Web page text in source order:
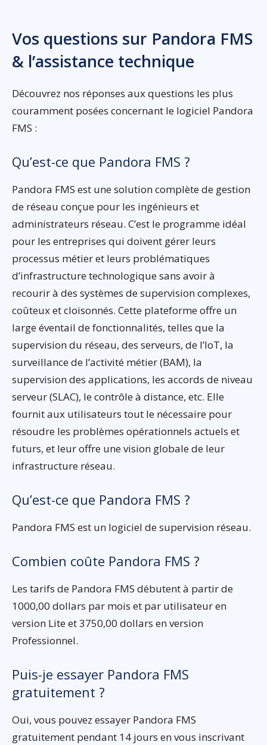
Vos questions sur Pandora FMS
& l’assistance technique
Découvrez nos réponses aux questions les plus
couramment posées concernant le logiciel Pandora
FMS :
Qu’est-ce que Pandora FMS ?
Pandora FMS est une solution complète de gestion
de réseau conçue pour les ingénieurs et
administrateurs réseau. C’est le programme idéal
pour les entreprises qui doivent gérer leurs
processus métier et leurs problématiques
d’infrastructure technologique sans avoir à
recourir à des systèmes de supervision complexes,
coûteux et cloisonnés. Cette plateforme offre un
large éventail de fonctionnalités, telles que la
supervision du réseau, des serveurs, de l’IoT, la
surveillance de l’activité métier (BAM), la
supervision des applications, les accords de niveau
serveur (SLAC), le contrôle à distance, etc. Elle
fournit aux utilisateurs tout le nécessaire pour
résoudre les problèmes opérationnels actuels et
futurs, et leur offre une vision globale de leur
infrastructure réseau.
Qu’est-ce que Pandora FMS ?
Pandora FMS est un logiciel de supervision réseau.
Combien coûte Pandora FMS ?
Les tarifs de Pandora FMS débutent à partir de
1000,00 dollars par mois et par utilisateur en
version Lite et 3750,00 dollars en version
Professionnel.
Puis-je essayer Pandora FMS
gratuitement ?
Oui, vous pouvez essayer Pandora FMS
gratuitement pendant 14 jours en vous inscrivant